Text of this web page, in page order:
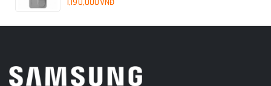
1,190,000VNĐ